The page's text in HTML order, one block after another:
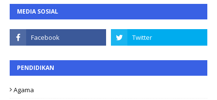
MEDIA SOSIAL
PENDIDIKAN
Agama